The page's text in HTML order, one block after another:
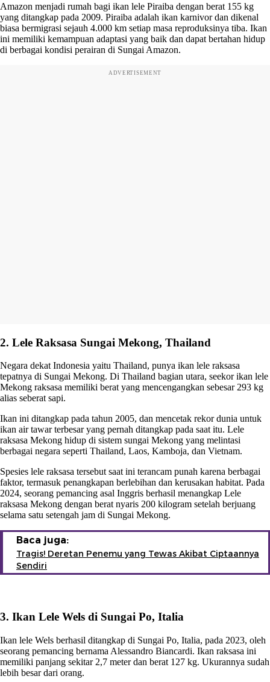
Amazon menjadi rumah bagi ikan lele Piraiba dengan berat 155 kg
yang ditangkap pada 2009. Piraiba adalah ikan karnivor dan dikenal
biasa bermigrasi sejauh 4.000 km setiap masa reproduksinya tiba. Ikan
ini memiliki kemampuan adaptasi yang baik dan dapat bertahan hidup
di berbagai kondisi perairan di Sungai Amazon.
ADVERTISEMENT
2. Lele Raksasa Sungai Mekong, Thailand
Negara dekat Indonesia yaitu Thailand, punya ikan lele raksasa
tepatnya di Sungai Mekong. Di Thailand bagian utara, seekor ikan lele
Mekong raksasa memiliki berat yang mencengangkan sebesar 293 kg
alias seberat sapi.
Ikan ini ditangkap pada tahun 2005, dan mencetak rekor dunia untuk
ikan air tawar terbesar yang pernah ditangkap pada saat itu. Lele
raksasa Mekong hidup di sistem sungai Mekong yang melintasi
berbagai negara seperti Thailand, Laos, Kamboja, dan Vietnam.
Spesies lele raksasa tersebut saat ini terancam punah karena berbagai
faktor, termasuk penangkapan berlebihan dan kerusakan habitat. Pada
2024, seorang pemancing asal Inggris berhasil menangkap Lele
raksasa Mekong dengan berat nyaris 200 kilogram setelah berjuang
selama satu setengah jam di Sungai Mekong.
Baca juga:
Tragis! Deretan Penemu yang Tewas Akibat Ciptaannya
Sendiri
3. Ikan Lele Wels di Sungai Po, Italia
Ikan lele Wels berhasil ditangkap di Sungai Po, Italia, pada 2023, oleh
seorang pemancing bernama Alessandro Biancardi. Ikan raksasa ini
memiliki panjang sekitar 2,7 meter dan berat 127 kg. Ukurannya sudah
lebih besar dari orang.